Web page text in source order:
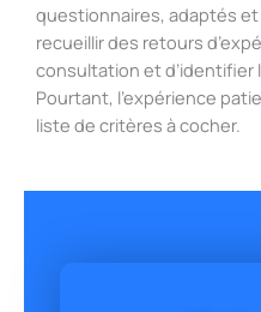
questionnaires, adaptés
recueillir des retours
consultation et d’identifier
Pourtant, l’expérience
liste de critères à cocher.